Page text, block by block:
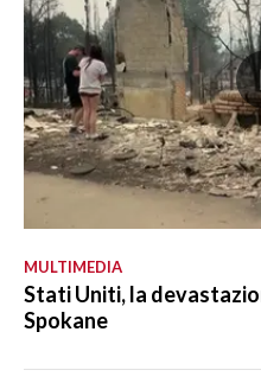
MULTIMEDIA
Stati Uniti, la
Spokane